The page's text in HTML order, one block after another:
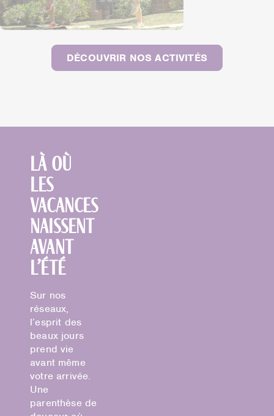
DÉCOUVRIR NOS ACTIVITÉS
Là où
les
vacances
naissent
avant
l’été
Sur nos
réseaux,
l’esprit des
beaux jours
prend vie
avant même
votre arrivée.
Une
parenthèse de